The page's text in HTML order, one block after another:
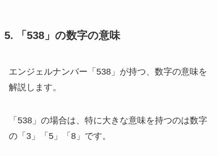
5. 「538」の数字の意味
エンジェルナンバー「538」が持つ、数字の意味を
解説します。
「538」の場合は、特に大きな意味を持つのは数字
の「3」「5」「8」です。